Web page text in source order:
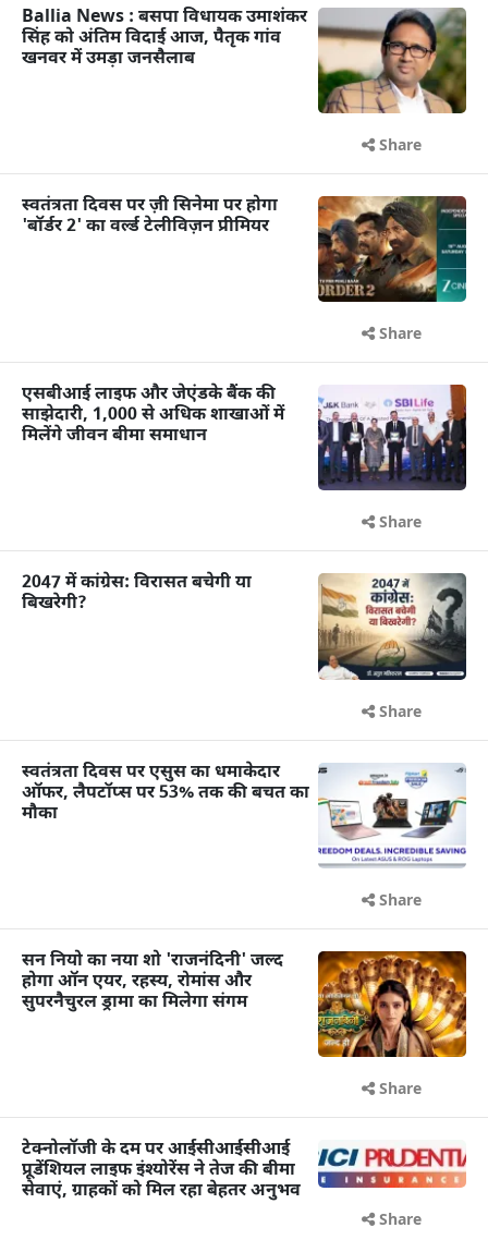
Ballia News : बसपा विधायक उमाशंकर
सिंह को अंतिम विदाई आज, पैतृक गांव
खनवर में उमड़ा जनसैलाब
Share
स्वतंत्रता दिवस पर ज़ी सिनेमा पर होगा
'बॉर्डर 2' का वर्ल्ड टेलीविज़न प्रीमियर
Share
एसबीआई लाइफ और जेएंडके बैंक की
साझेदारी, 1,000 से अधिक शाखाओं में
मिलेंगे जीवन बीमा समाधान
Share
2047 में कांग्रेस: विरासत बचेगी या
बिखरेगी?
Share
स्वतंत्रता दिवस पर एसुस का धमाकेदार
ऑफर, लैपटॉप्स पर 53% तक की बचत का
मौका
Share
सन नियो का नया शो 'राजनंदिनी' जल्द
होगा ऑन एयर, रहस्य, रोमांस और
सुपरनैचुरल ड्रामा का मिलेगा संगम
Share
टेक्नोलॉजी के दम पर आईसीआईसीआई
प्रूडेंशियल लाइफ इंश्योरेंस ने तेज की बीमा
सेवाएं, ग्राहकों को मिल रहा बेहतर अनुभव
Share